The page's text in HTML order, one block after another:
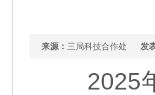
来源： 三局科技合作处 发
2025年